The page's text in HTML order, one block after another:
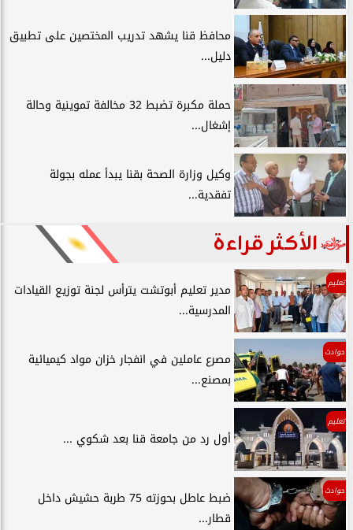
محافظ قنا يشهد تدريب المختصين على تطبيق
دليل...
حملة مكبرة تضبط 32 مخالفة تموينية وحالة
إشغال...
وكيل وزارة الصحة بقنا يبدأ عمله بجولة
تفقدية...
الأكثر قراءة
تعليم
مدير تعليم أبوتشت يترأس لجنة توزيع القيادات
المدرسية...
حوادث
مصرع عاملين في انفجار خزان مواد كيميائية
بمصنع...
تعليم
أول رد من جامعة قنا بعد شكوي ...
حوادث
ضبط عاطل بحوزته 75 طربة حشيش داخل
قطار...